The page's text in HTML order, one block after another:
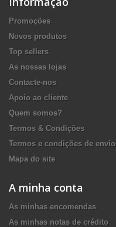
Promoções
Novos produtos
Top sellers
As nossas lojas
Contacte-nos
Apoio ao cliente
Quem somos?
Termos & Condições
Termos e condições de envio
Mapa do site
A minha conta
As minhas encomendas
As minhas notas de crédito